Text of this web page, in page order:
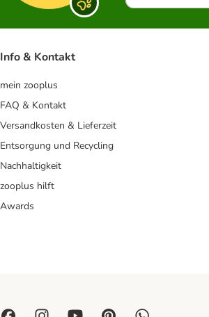
Info & Kontakt
mein zooplus
FAQ & Kontakt
Versandkosten & Lieferzeit
Entsorgung und Recycling
Nachhaltigkeit
zooplus hilft
Awards